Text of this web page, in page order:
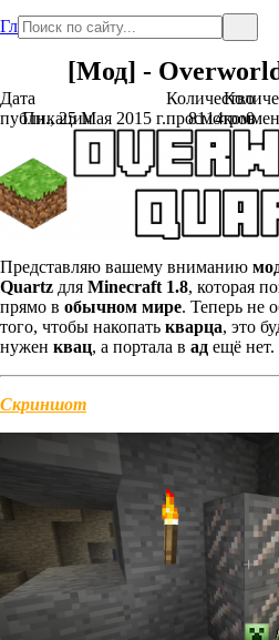
Главная
[Мод] -
Дата
публикации
Пн., 25 Мая 2015 г.
Количество
просмотров
8114 0
Представляю вашему вниманию
Quartz для Minecraft 1.8, которая
прямо в обычном мире. Теперь не
того, чтобы накопать кварца, это
нужен квац, а портала в ад ещё нет.
Скриншот